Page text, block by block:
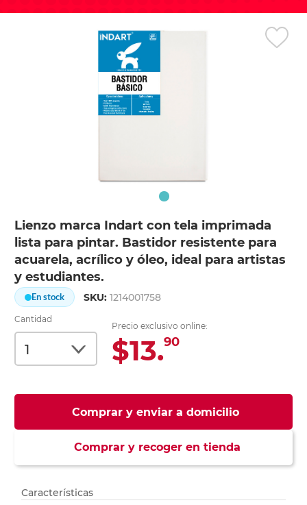
Lienzo marca Indart con tela imprimada
lista para pintar. Bastidor resistente para
acuarela, acrílico y óleo, ideal para artistas
y estudiantes.
En stock SKU:1214001758
Cantidad
Precio exclusivo online:
$13.90
Comprar y enviar a domicilio
Comprar y recoger en tienda
Características